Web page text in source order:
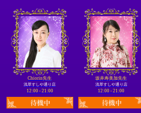
Chiorin先生
浅草すしや通り店
12:00 - 21:00
坂井寿美加先生
浅草すしや通り店
12:00 - 21:00